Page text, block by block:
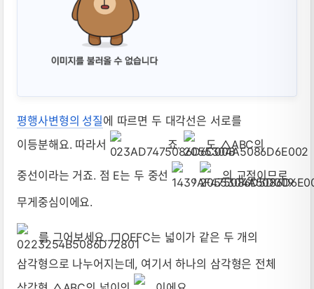
평행사변형의 성질에 따르면 두 대각선은 서로를
이등분해요. 따라서
죠. 도 △ABC의
중선이라는 거죠. 점 E는 두 중선 ,
의 교점이므로
무게중심이에요.
를 그어보세요. □OEFC는 넓이가 같은 두 개의
삼각형으로 나누어지는데, 여기서 하나의 삼각형은 전체